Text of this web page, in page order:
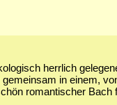
herrlich
in einem,
romantischer Bach